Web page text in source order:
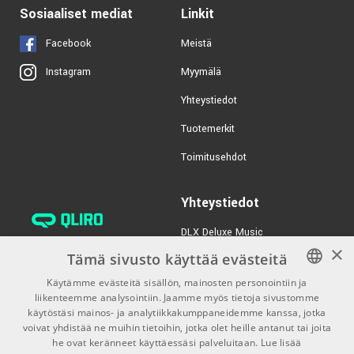
Hotline HOT-60SL
Guitar cable
TUOTENUMERO 1001298
Dunlop Ultex Sharp
Ernie Ball 2224 Turbo
Slinky Nickel
Sosiaaliset mediat
Facebook
Instagram
Linkit
Meistä
Myymälä
Yhteystiedot
Tuotemerkit
Toimitusehdot
Yhteystiedot
DLX Deluxe Music
verkkokaupan asiakaspalvelu:
tilaus@dlxmusic.fi
Puh: 0207 282240 (arkisin klo
13-17)
Puh: 0207 282250 (myymälä)
FINNISH
FINNISH
×
Tämä sivusto käyttää evästeitä
Käytämme evästeitä sisällön, mainosten personointiin ja
liikenteemme analysointiin. Jaamme myös tietoja sivustomme
käytöstäsi mainos- ja analytiikkakumppaneidemme kanssa, jotka
voivat yhdistää ne muihin tietoihin, jotka olet heille antanut tai joita
he ovat keränneet käyttäessäsi palveluitaan. Lue lisää